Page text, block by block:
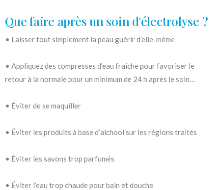
Que faire après un soin d'électrolyse ?
• Laisser tout simplement la peau guérir d’elle-même
• Appliquez des compresses d’eau fraîche pour favoriser le
retour à la normale pour un minimum de 24 h après le soin…
• Éviter de se maquiller
• Éviter les produits à base d’alchool sur les régions traités
• Éviter les savons trop parfumés
• Éviter l’eau trop chaude pour bain et douche